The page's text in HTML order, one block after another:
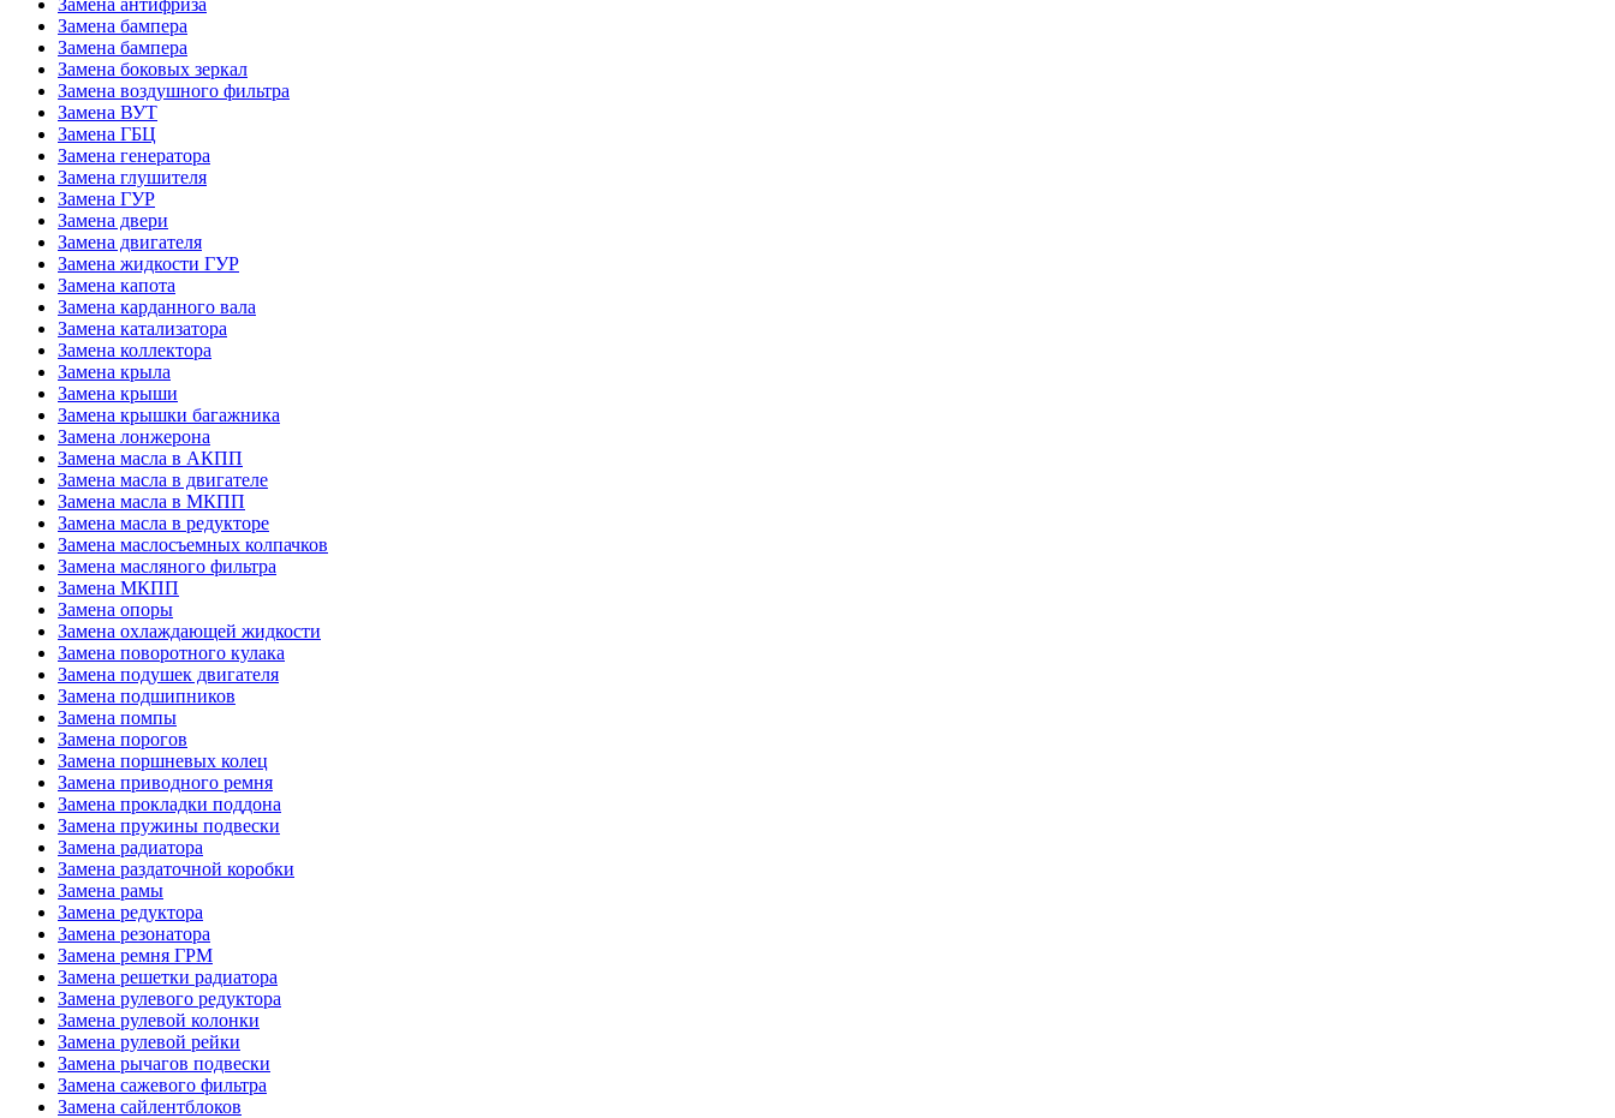
Замена антифриза
Замена бампера
Замена бампера
Замена боковых зеркал
Замена воздушного фильтра
Замена ВУТ
Замена ГБЦ
Замена генератора
Замена глушителя
Замена ГУР
Замена двери
Замена двигателя
Замена жидкости ГУР
Замена капота
Замена карданного вала
Замена катализатора
Замена коллектора
Замена крыла
Замена крыши
Замена крышки багажника
Замена лонжерона
Замена масла в АКПП
Замена масла в двигателе
Замена масла в МКПП
Замена масла в редукторе
Замена маслосъемных колпачков
Замена масляного фильтра
Замена МКПП
Замена опоры
Замена охлаждающей жидкости
Замена поворотного кулака
Замена подушек двигателя
Замена подшипников
Замена помпы
Замена порогов
Замена поршневых колец
Замена приводного ремня
Замена прокладки поддона
Замена пружины подвески
Замена радиатора
Замена раздаточной коробки
Замена рамы
Замена редуктора
Замена резонатора
Замена ремня ГРМ
Замена решетки радиатора
Замена рулевого редуктора
Замена рулевой колонки
Замена рулевой рейки
Замена рычагов подвески
Замена сажевого фильтра
Замена сайлентблоков